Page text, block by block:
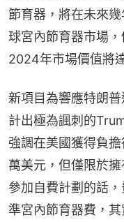
節育器，將在未來
球宮內節育器市場
2024年市場價值將
新項目為響應特朗
計出極為諷刺的
強調在美國獲得負
萬美元，但僅限於
參加自費計劃的話
準宮內節育器費，